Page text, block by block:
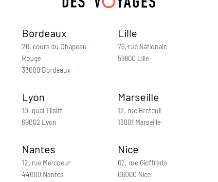
Bordeaux
26, cours du Chapeau-
Rouge
33000 Bordeaux
Lille
76, rue Nationale
59800 Lille
Lyon
10, quai Tilsitt
69002 Lyon
Marseille
12, rue Breteuil
13001 Marseille
Nantes
12, rue Mercoeur
44000 Nantes
Nice
62, rue Gioffredo
06000 Nice